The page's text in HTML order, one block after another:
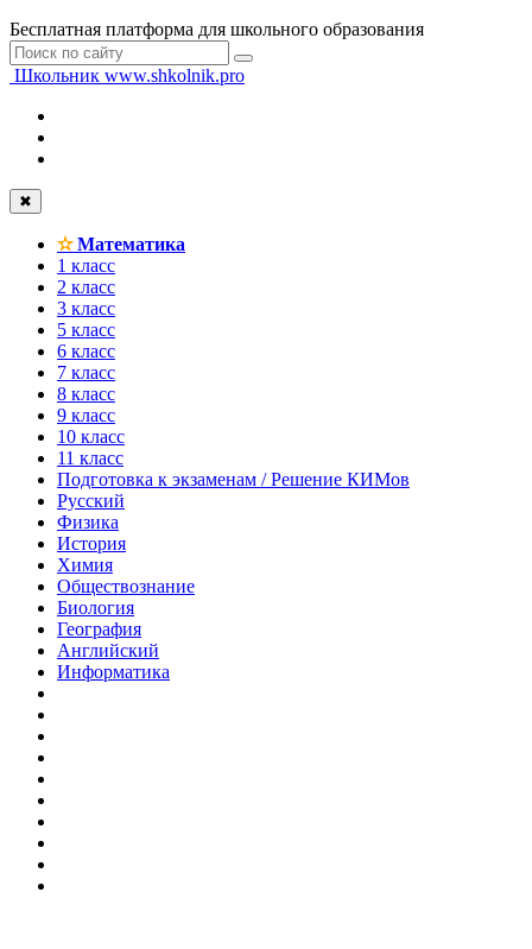
Бесплатная платформа для школьного образования
Школьник www.shkolnik.pro
✖
✫Математика
1 класс
2 класс
3 класс
5 класс
6 класс
7 класс
8 класс
9 класс
10 класс
11 класс
Подготовка к экзаменам / Решение КИМов
Русский
Физика
История
Химия
Обществознание
Биология
География
Английский
Информатика